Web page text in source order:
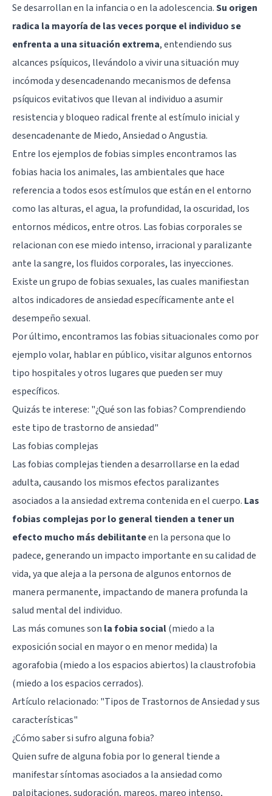
Se desarrollan en la infancia o en la adolescencia.Su origen
radica la mayoría de las veces porque el individuo se
enfrenta a una situación extrema, entendiendo sus
alcances psíquicos, llevándolo a vivir una situación muy
incómoda y desencadenando mecanismos de defensa
psíquicos evitativos que llevan al individuo a asumir
resistencia y bloqueo radical frente al estímulo inicial y
desencadenante de Miedo, Ansiedad o Angustia.
Entre los ejemplos de fobias simples encontramos las
fobias hacia los animales, las ambientales que hace
referencia a todos esos estímulos que están en el entorno
como las alturas, el agua, la profundidad, la oscuridad, los
entornos médicos, entre otros. Las fobias corporales se
relacionan con ese miedo intenso, irracional y paralizante
ante la sangre, los fluidos corporales, las inyecciones.
Existe un grupo de fobias sexuales, las cuales manifiestan
altos indicadores de ansiedad específicamente ante el
desempeño sexual.
Por último, encontramos las fobias situacionales como por
ejemplo volar, hablar en público, visitar algunos entornos
tipo hospitales y otros lugares que pueden ser muy
específicos.
Quizás te interese: "¿Qué son las fobias? Comprendiendo
este tipo de trastorno de ansiedad"
Las fobias complejas
Las fobias complejas tienden a desarrollarse en la edad
adulta, causando los mismos efectos paralizantes
asociados a la ansiedad extrema contenida en el cuerpo. Las
fobias complejas por lo general tienden a tener un
efecto mucho más debilitanteen la persona que lo
padece, generando un impacto importante en su calidad de
vida, ya que aleja a la persona de algunos entornos de
manera permanente, impactando de manera profunda la
salud mental del individuo.
Las más comunes son la fobia social(miedo a la
exposición social en mayor o en menor medida) la
agorafobia (miedo a los espacios abiertos) la claustrofobia
(miedo a los espacios cerrados).
Artículo relacionado: "Tipos de Trastornos de Ansiedad y sus
características"
¿Cómo saber si sufro alguna fobia?
Quien sufre de alguna fobia por lo general tiende a
manifestar síntomas asociados a la ansiedad como
palpitaciones, sudoración, mareos, mareo intenso,